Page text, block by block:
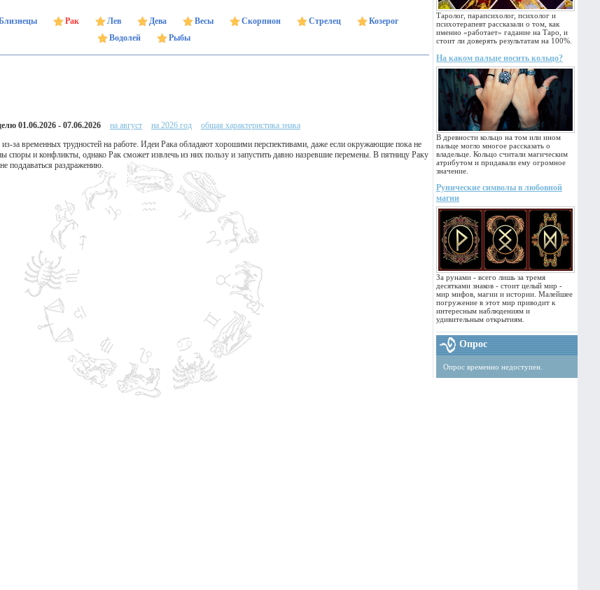
Таролог, парапсихолог, психолог и
психотерапевт рассказали о том, как
именно «работает» гадание на Таро, и
стоит ли доверять результатам на 100%.
На каком пальце носить кольцо?
В древности кольцо на том или ином
пальце могло многое рассказать о
владельце. Кольцо считали магическим
атрибутом и придавали ему огромное
значение.
Рунические символы в любовной
магии
За рунами - всего лишь за тремя
десятками знаков - стоит целый мир -
мир мифов, магии и истории. Малейшее
погружение в этот мир приводит к
интересным наблюдениям и
удивительным открытиям.
Опрос
Опрос временно недоступен.
Рак Лев Дева Весы Скорпион Стрелец
Козерог
Водолей
Рыбы
01.06.2026 - 07.06.2026 на август на 2026 год
общая характеристика знака
из-за временных трудностей на работе. Идеи Рака обладают хорошими перспективами, даже если окружающие пока не
споры и конфликты, однако Рак сможет извлечь из них пользу и запустить давно назревшие перемены. В пятницу Раку
поддаваться раздражению.